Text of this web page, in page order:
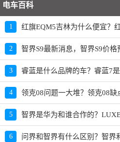
电车百科
1
2 智界S9最新消息，智界S9价格
3 睿蓝是什么品牌的车？睿蓝7
4 领克08问题一大堆？领克08缺
5 智界是华为和谁合作的？
6 问界和智界有什么区别？智界